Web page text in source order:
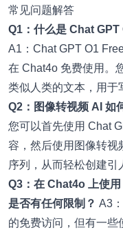
常见问题解答
Q1：什么是 Chat GPT
A1：Chat GPT O1
在 Chat4o 免费使用。
类似人类的文本，用于
Q2：图像转视频 AI 如
您可以首先使用 Chat
容，然后使用图像转视
序列，从而轻松创建引
Q3：在 Chat4o 上使
是否有任何限制？ A3
的免费访问，但有一